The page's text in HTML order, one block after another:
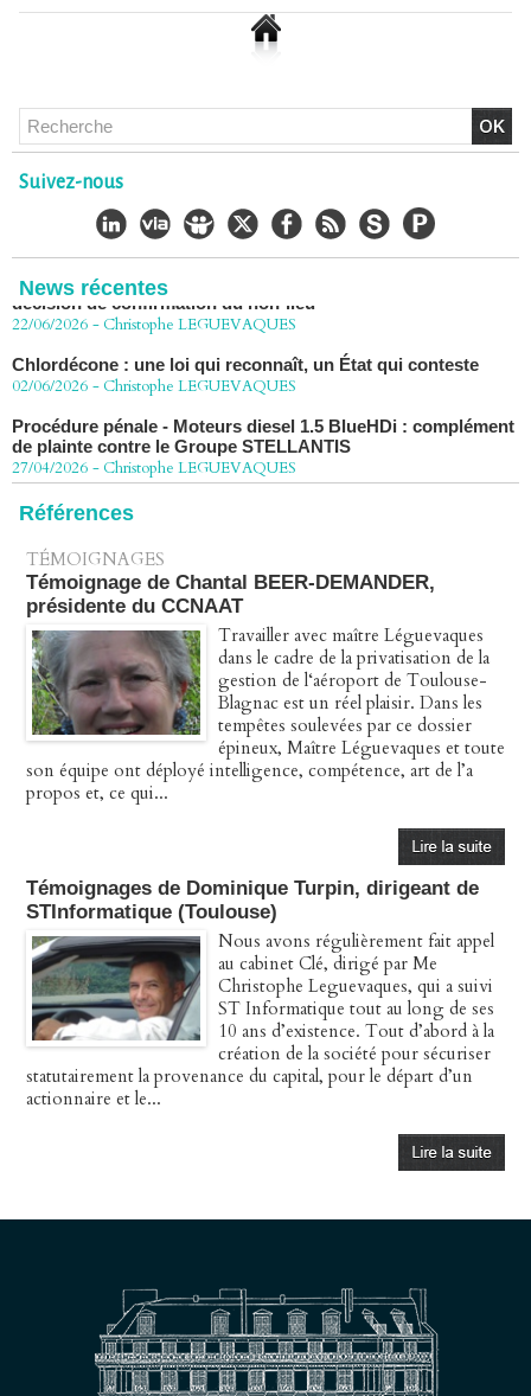
Suivez-nous
News récentes
vers la Cour de cassation
-Christophe LEGUEVAQUES
CHLORDÉCONE Déclaration de Me Christophe
décision de confirmation du non-lieu
22/06/2026 -Christophe LEGUEVAQUES
02/06/2026 -Christophe LEGUEVAQUES
de plainte contre le Groupe STELLANTIS
27/04/2026 -Christophe LEGUEVAQUES
collective ouverte le 2 avril
Références
TÉMOIGNAGES
Témoignage de Chantal BEER-DEMANDER,
présidente du CCNAAT
Travailler avec maître Léguevaques
dans le cadre de la privatisation de la
gestion de l‘aéroport de Toulouse-
Blagnac est un réel plaisir. Dans les
tempêtes soulevées par ce dossier
épineux, Maître Léguevaques et toute
son équipe ont déployé intelligence, compétence, art de l’a
propos et, ce qui...
Témoignages de Dominique Turpin, dirigeant de
STInformatique (Toulouse)
Nous avons régulièrement fait appel
au cabinet Clé, dirigé par Me
Christophe Leguevaques, qui a suivi
ST Informatique tout au long de ses
10 ans d’existence. Tout d’abord à la
création de la société pour sécuriser
statutairement la provenance du capital, pour le départ d’un
actionnaire et le...